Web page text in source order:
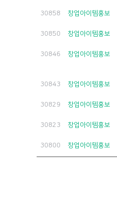
30858 창업아이템홍보
30850 창업아이템홍보
30846 창업아이템홍보
30843 창업아이템홍보
30829 창업아이템홍보
30823 창업아이템홍보
30800 창업아이템홍보